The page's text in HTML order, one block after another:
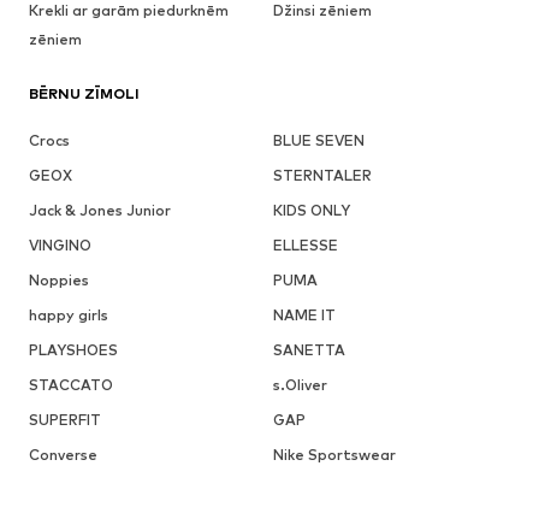
Krekli ar garām piedurknēm
zēniem
Džinsi zēniem
BĒRNU ZĪMOLI
Crocs
BLUE SEVEN
GEOX
STERNTALER
Jack & Jones Junior
KIDS ONLY
VINGINO
ELLESSE
Noppies
PUMA
happy girls
NAME IT
PLAYSHOES
SANETTA
STACCATO
s.Oliver
SUPERFIT
GAP
Converse
Nike Sportswear